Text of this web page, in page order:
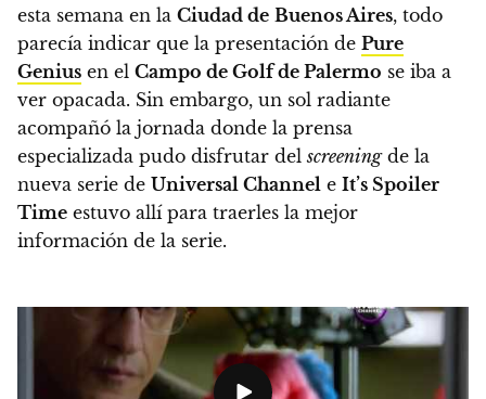
esta semana en la Ciudad de Buenos Aires, todo
parecía indicar que la presentación de Pure
Genius en el Campo de Golf de Palermo se iba a
ver opacada. Sin embargo, un sol radiante
acompañó la jornada donde la prensa
especializada pudo disfrutar delscreeningde la
nueva serie de Universal Channel e It’s Spoiler
Time estuvo allí para traerles la mejor
información de la serie.